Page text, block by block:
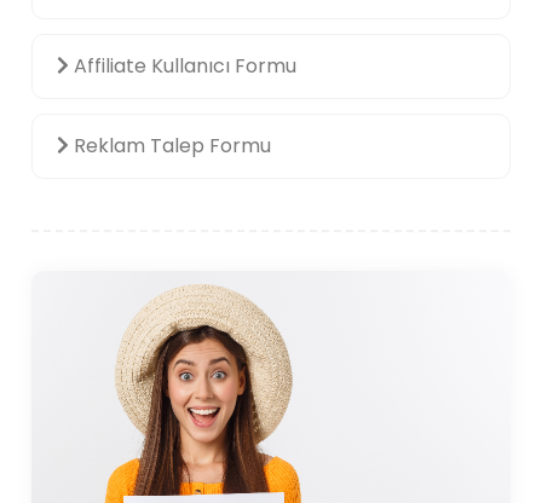
Affiliate Kullanıcı Formu
Reklam Talep Formu